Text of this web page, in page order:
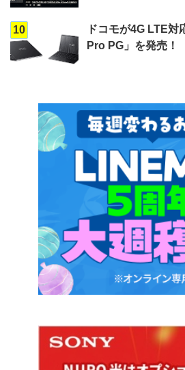
10
ドコモが4G LTE
Pro PG」を発売！